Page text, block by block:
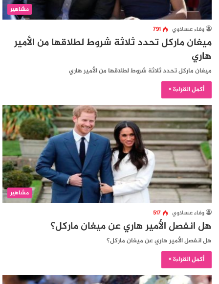
مشاهير
وفاء عسلاوي 791
ميغان ماركل تحدد ثلاثة شروط لطلاقها من الأمير
هاري
ميغان ماركل تحدد ثلاثة شروط لطلاقها من الأمير هاري
أكمل القراءة »
مشاهير
وفاء عسلاوي 517
هل انفصل الأمير هاري عن ميغان ماركل؟
هل انفصل الأمير هاري عن ميغان ماركل؟
أكمل القراءة »